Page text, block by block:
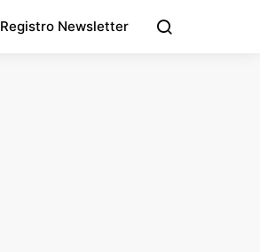
Registro Newsletter